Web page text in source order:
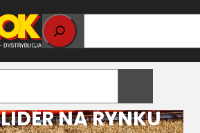
STOMIL
LIDER NA RYNKU